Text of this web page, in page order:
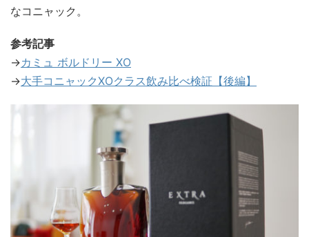
なコニャック。
参考記事
→カミュ ボルドリー XO
→大手コニャックXOクラス飲み比べ検証【後編】